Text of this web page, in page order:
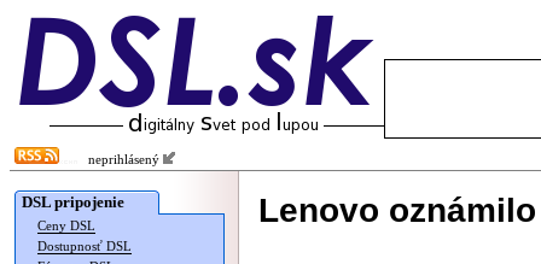
neprihlásený
DSL pripojenie
Ceny DSL
Dostupnosť DSL
Lenovo